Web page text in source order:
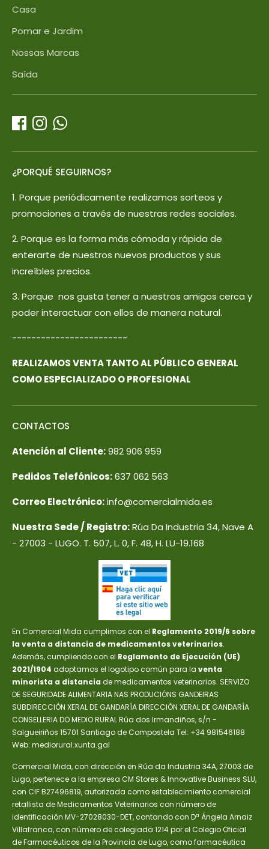
Casa
Pomar e Jardim
Nossas Marcas
Saída
¿PORQUÉ SEGUIRNOS?
1. Porque periódicamente realizamos sorteos y
promociones a través de nuestras redes sociales.
2. Porque es la forma más cómoda y rápida de
enterarte de nuestros nuevos productos y sus
increíbles precios.
3. Porque nos gusta tener a nuestros amigos cerca y
poder interactuar con ellos de manera natural.
------------------------
REALIZAMOS VENTA TANTO AL PÚBLICO GENERAL
COMO ESPECIALIZADO O PROFESIONAL
CONTACTOS
Atención al Cliente:982 906 959
Pedidos Telefónicos:637 062 563
Correo Electrónico:info@comercialmida.es
Nuestra Sede / Registro:Rúa Da Industria 34, Nave A
- 27003 - LUGO. T. 507, L. 0, F. 48, H. LU-19.168
En Comercial Mida cumplimos con el Reglamento 2019/6 sobre
la venta a distancia de medicamentos veterinarios.
Además, cumpliendo con el Reglamento de Ejecución (UE)
2021/1904 adoptamos el logotipo común para la venta
minorista a distancia de medicamentos veterinarios. SERVIZO
DE SEGURIDADE ALIMENTARIA NAS PRODUCIÓNS GANDEIRAS
SUBDIRECCIÓN XERAL DE GANDARÍA DIRECCIÓN XERAL DE GANDARÍA
CONSELLERIA DO MEDIO RURAL Rúa dos Irmandiños, s/n -
Salgueiriños 15701 Santiago de Compostela Tel: +34 981546188
Web: mediorural.xunta.gal
Comercial Mida, con dirección en Rúa da Industria 34A, 27003 de
Lugo, pertenece a la empresa CM Stores & Innovative Business SLU,
con CIF B27496819, autorizada como establecimiento comercial
retallista de Medicamentos Veterinarios con número de
identificación MV-27028030-DET, contando con Dª Ángela Arnaiz
Villafranca, con número de colegiada 1214 por el Colegio Oficial
de Farmacéuticos de la Provincia de Lugo, como farmacéutica